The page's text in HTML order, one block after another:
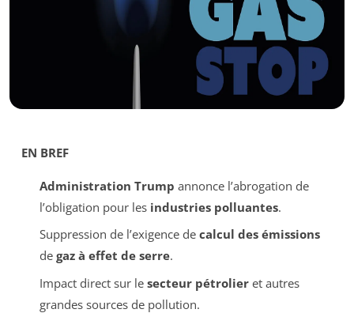
EN BREF
Administration Trump annonce l’abrogation de
l’obligation pour les industries polluantes.
Suppression de l’exigence de calcul des émissions
de gaz à effet de serre.
Impact direct sur le secteur pétrolieret autres
grandes sources de pollution.